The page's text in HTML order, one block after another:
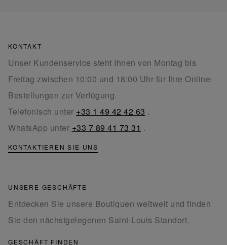
KONTAKT
Unser Kundenservice steht Ihnen von Montag bis
Freitag zwischen 10:00 und 18:00 Uhr für Ihre Online-
Bestellungen zur Verfügung.
Telefonisch unter +33 1 49 42 42 63 .
WhatsApp unter +33 7 89 41 73 31 .
KONTAKTIEREN SIE UNS
UNSERE GESCHÄFTE
Entdecken Sie unsere Boutiquen weltweit und finden
Sie den nächstgelegenen Saint-Louis Standort.
GESCHÄFT FINDEN